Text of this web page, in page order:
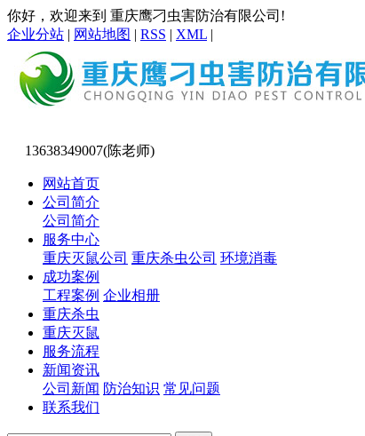
你好，欢迎来到 重庆鹰刁虫害防治有限公司!
企业分站 | 网站地图 | RSS | XML |
13638349007(陈老师)
网站首页
公司简介
公司简介
服务中心
重庆灭鼠公司 重庆杀虫公司 环境消毒
成功案例
工程案例 企业相册
重庆杀虫
重庆灭鼠
服务流程
新闻资讯
公司新闻 防治知识 常见问题
联系我们